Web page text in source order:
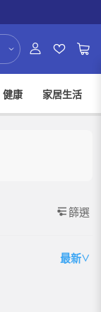
健康 家居生活
篩選
最新∨